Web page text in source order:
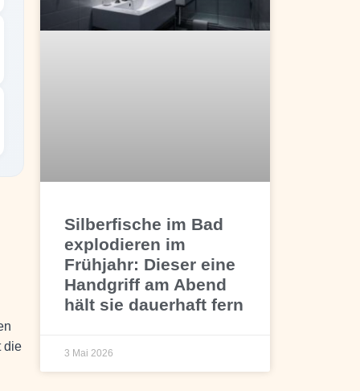
Silberfische im Bad
explodieren im
Frühjahr: Dieser eine
Handgriff am Abend
hält sie dauerhaft fern
3 Mai 2026
die